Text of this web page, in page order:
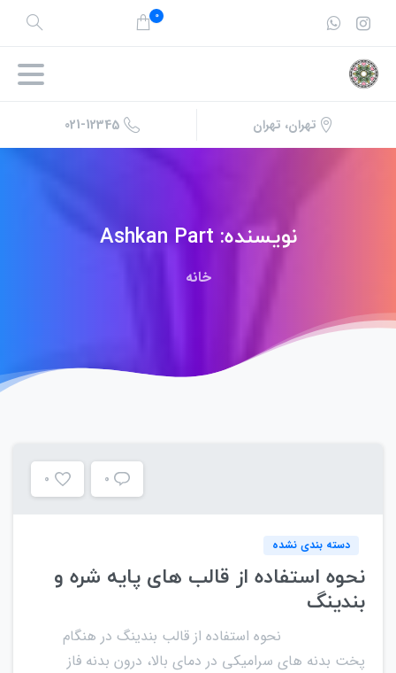
0
تهران، تهران 021-12345
نویسنده: Ashkan Part
خانه
0
0
دسته بندی نشده
نحوه استفاده از قالب های پایه شره و
بندینگ
نحوه استفاده از قالب بندینگ در هنگام
پخت بدنه های سرامیکی در دمای بالا، درون بدنه فاز